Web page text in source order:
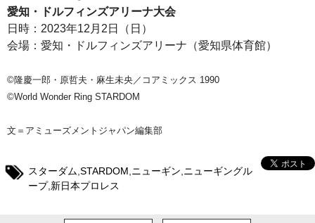
愛知・ドルフィンズアリーナ大会
日時：2023年12月2日（日）
会場：愛知・ドルフィンズアリーナ（愛知県体育館）
©隆慶一郎・原哲夫・麻生未央／コアミックス 1990
©World Wonder Ring STARDOM
文＝アミューズメントジャパン編集部
スターダム STARDOM ニューギン ニューギングル
ープ, 新日本プロレス